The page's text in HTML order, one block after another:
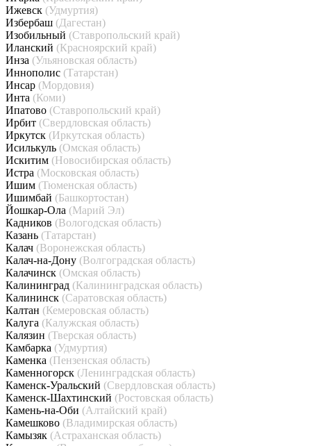
Ижевск (Удмуртия)
Избербаш (Дагестан)
Изобильный (Ставропольский край)
Иланский (Красноярский край)
Инза (Ульяновская область)
Иннополис (Татарстан)
Инсар (Мордовия)
Инта (Коми)
Ипатово (Ставропольский край)
Ирбит (Свердловская область)
Иркутск (Иркутская область)
Исилькуль (Омская область)
Искитим (Новосибирская область)
Истра (Московская область)
Ишим (Тюменская область)
Ишимбай (Башкортостан)
Йошкар-Ола (Марий Эл)
Кадников (Вологодская область)
Казань (Татарстан)
Калач (Воронежская область)
Калач-на-Дону (Волгоградская область)
Калачинск (Омская область)
Калининград (Калининградская область)
Калининск (Саратовская область)
Калтан (Кемеровская область)
Калуга (Калужская область)
Калязин (Тверская область)
Камбарка (Удмуртия)
Каменка (Пензенская область)
Каменногорск (Ленинградская область)
Каменск-Уральский (Свердловская область)
Каменск-Шахтинский (Ростовская область)
Камень-на-Оби (Алтайский край)
Камешково (Владимирская область)
Камызяк (Астраханская область)